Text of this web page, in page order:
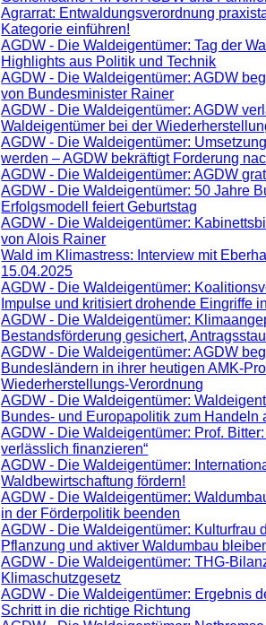
Agrarrat: Entwaldungsverordnung
Kategorie einführen!
AGDW - Die Waldeigentümer: Tag der
Highlights aus Politik und Technik
AGDW - Die Waldeigentümer: AGDW
von Bundesminister Rainer
AGDW - Die Waldeigentümer: AGDW
Waldeigentümer bei der
AGDW - Die Waldeigentümer:
werden – AGDW bekräftigt Forderung
AGDW - Die Waldeigentümer: AGDW
AGDW - Die Waldeigentümer: 50 Jahre
Erfolgsmodell feiert Geburtstag
AGDW - Die Waldeigentümer:
von Alois Rainer
Wald im Klimastress: Interview mit
15.04.2025
AGDW - Die Waldeigentümer:
Impulse und kritisiert drohende Eingriffe
AGDW - Die Waldeigentümer:
Bestandsförderung gesichert,
AGDW - Die Waldeigentümer: AGDW
Bundesländern in ihrer heutigen AMK-
Wiederherstellungs-Verordnung
AGDW - Die Waldeigentümer:
Bundes- und Europapolitik zum Handeln
AGDW - Die Waldeigentümer: Prof.
verlässlich finanzieren“
AGDW - Die Waldeigentümer:
Waldbewirtschaftung fördern!
AGDW - Die Waldeigentümer:
in der Förderpolitik beenden
AGDW - Die Waldeigentümer: Kulturfrau
Pflanzung und aktiver Waldumbau
AGDW - Die Waldeigentümer: THG-
Klimaschutzgesetz
AGDW - Die Waldeigentümer: Ergebnis
Schritt in die richtige Richtung